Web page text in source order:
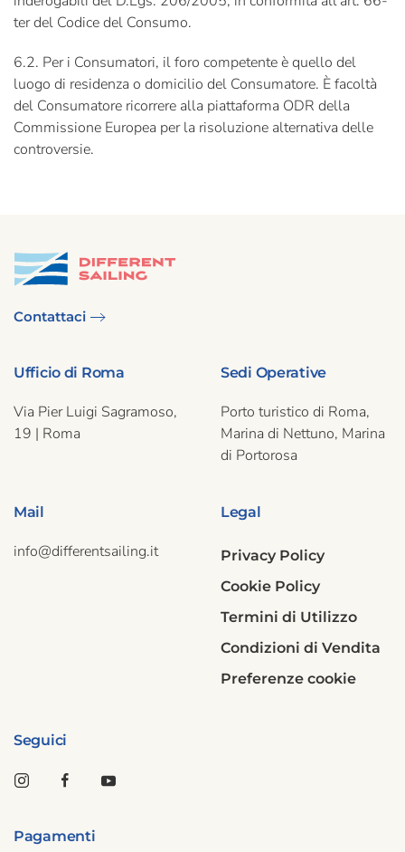
ter del Codice del Consumo.
6.2. Per i Consumatori, il foro competente è quello del
luogo di residenza o domicilio del Consumatore. È facoltà
del Consumatore ricorrere alla piattaforma ODR della
Commissione Europea per la risoluzione alternativa delle
controversie.
Contattaci
Ufficio di Roma
Via Pier Luigi Sagramoso,
19 | Roma
Sedi Operative
Porto turistico di Roma,
Marina di Nettuno, Marina
di Portorosa
Mail
info@differentsailing.it
Legal
Privacy Policy
Cookie Policy
Termini di Utilizzo
Condizioni di Vendita
Preferenze cookie
Seguici
Pagamenti